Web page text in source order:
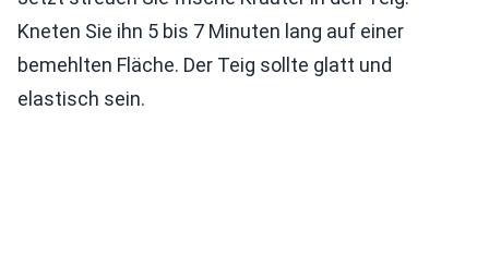
Kneten Sie ihn 5 bis 7 Minuten lang auf einer
bemehlten Fläche. Der Teig sollte glatt und
elastisch sein.